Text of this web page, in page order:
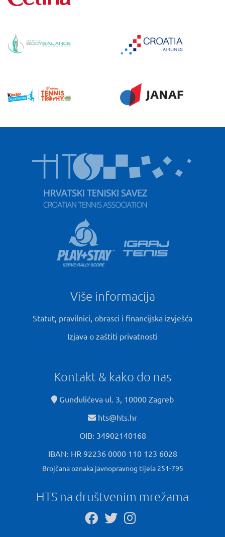
Više informacija
Statut, pravilnici, obrasci i financijska izvješća
Izjava o zaštiti privatnosti
Kontakt & kako do nas
Gundulićeva ul. 3, 10000 Zagreb
hts@hts.hr
OIB: 34902140168
IBAN: HR 92236 0000 110 123 6028
Brojčana oznaka javnopravnog tijela 251-795
HTS na društvenim mrežama